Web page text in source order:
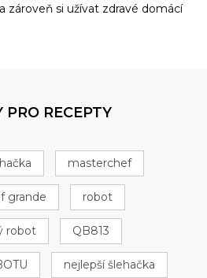
zároveň si užívat zdravé domácí
PRO RECEPTY
masterchef
grande robot
robot QB813
nejlepší šlehačka